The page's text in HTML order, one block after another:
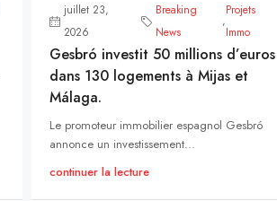
juillet 23,
2026
Breaking
News
,
Projets
Immo
Gesbró investit 50 millions d’euros
dans 130 logements à Mijas et
Málaga.
Le promoteur immobilier espagnol Gesbró
annonce un investissement...
continuer la lecture